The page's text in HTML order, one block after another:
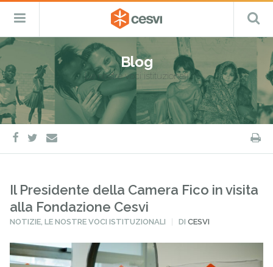
Salta
al
contenuto
CESVI
Fondazione
–
ETS
Cooperazione,
Emergenza
e
Sviluppo
Menu
Blog
Le nostre voci istituzionali
facebook
twitter
e-
mail
Il Presidente della Camera Fico in visita
alla Fondazione Cesvi
PUBBLICATO
NOTIZIE,LE NOSTRE VOCI ISTITUZIONALI DICESVI